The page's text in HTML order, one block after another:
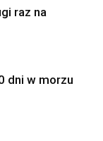
raz na
dni w morzu